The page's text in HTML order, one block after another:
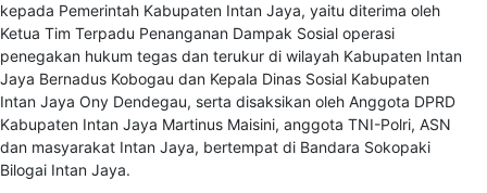
kepada Pemerintah Kabupaten Intan Jaya, yaitu diterima oleh
Ketua Tim Terpadu Penanganan Dampak Sosial operasi
penegakan hukum tegas dan terukur di wilayah Kabupaten Intan
Jaya Bernadus Kobogau dan Kepala Dinas Sosial Kabupaten
Intan Jaya Ony Dendegau, serta disaksikan oleh Anggota DPRD
Kabupaten Intan Jaya Martinus Maisini, anggota TNI-Polri, ASN
dan masyarakat Intan Jaya, bertempat di Bandara Sokopaki
Bilogai Intan Jaya.